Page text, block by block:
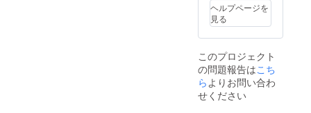
ヘルプページを
見る
このプロジェクト
の問題報告はこち
ら よりお問い合わ
せください